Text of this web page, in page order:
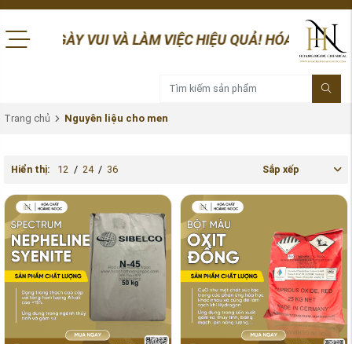
NGÀY VUI VÀ LÀM VIỆC HIỆU QUẢ! HÓA CHẤT
Trang chủ Nguyên liệu cho men
Hiển thị: 12 / 24 / 36 Sắp xếp